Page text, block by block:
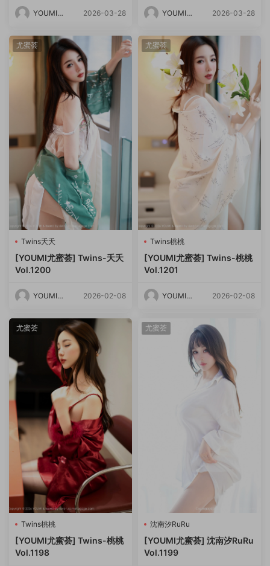
YOUMI尤
2026-03-28
YOUMI尤
2026-03-28
尤蜜荟
Twins夭夭
[YOUMI尤蜜荟] Twins-夭夭
Vol.1200
YOUMI尤
2026-02-08
尤蜜荟
Twins桃桃
[YOUMI尤蜜荟] Twins-桃桃
Vol.1201
YOUMI尤
2026-02-08
尤蜜荟
Twins桃桃
[YOUMI尤蜜荟] Twins-桃桃
Vol.1198
尤蜜荟
沈南汐RuRu
[YOUMI尤蜜荟] 沈南汐RuRu
Vol.1199